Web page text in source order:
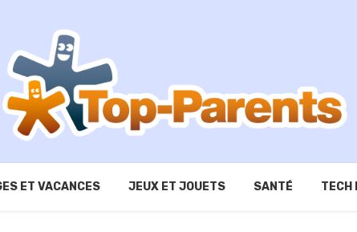
ET VACANCES JEUX ET JOUETS SANTÉ TECH